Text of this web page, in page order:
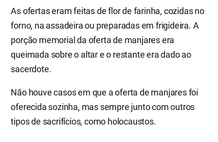
As ofertas eram feitas de flor de farinha, cozidas no
forno, na assadeira ou preparadas em frigideira. A
porção memorial da oferta de manjares era
queimada sobre o altar e o restante era dado ao
sacerdote.
Não houve casos em que a oferta de manjares foi
oferecida sozinha, mas sempre junto com outros
tipos de sacrifícios, como holocaustos.